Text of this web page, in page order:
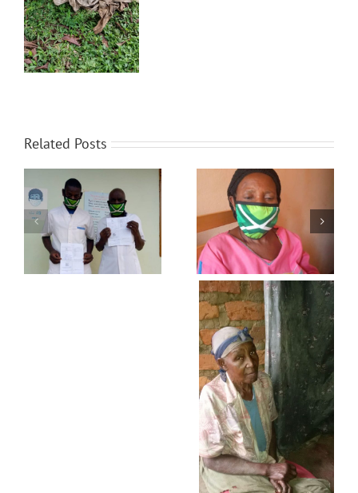
Related Posts
Mondkapjes met de
Achterhoekse vlag
Kerst voedselpakketten